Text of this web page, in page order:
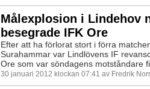
Målexplosion i Lindehov
besegrade IFK Ore
Efter att ha förlorat stort i förra
Surahammar var Lindlövens IF
Ore som var söndagens motståndare
30 januari 2012 klockan 07:41 av Fredrik